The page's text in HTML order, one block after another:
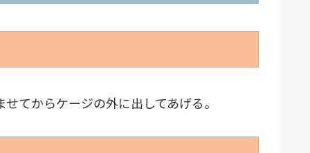
てからケージの外に出してあげる。